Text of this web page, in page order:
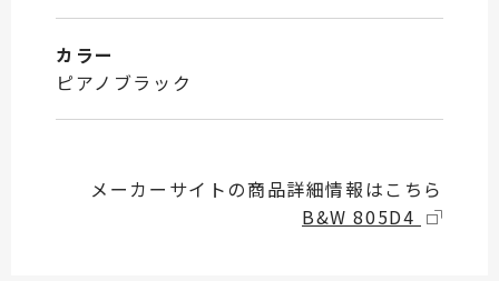
カラー
ピアノブラック
メーカーサイトの商品詳細情報はこちら
B&W 805D4